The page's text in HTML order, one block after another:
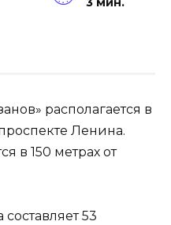
располагается в
Ленина.
в 150 метрах от
53